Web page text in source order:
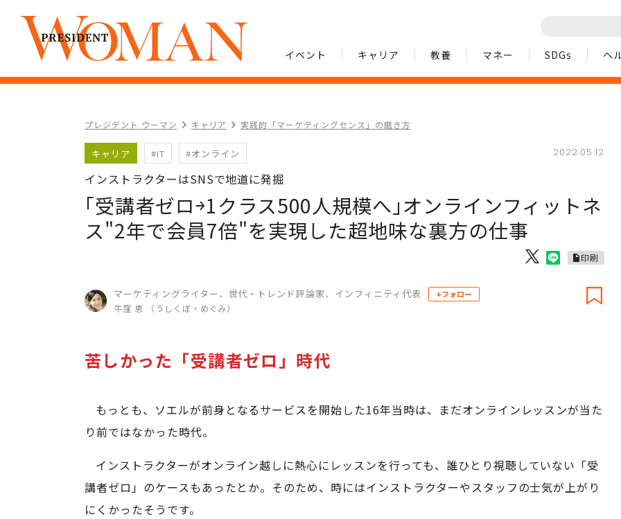
イベント キャリア 教養 マネー SDGs ヘ
プレジデント ウーマン キャリア 実践的「マーケティングセンス」の磨き方
キャリア #IT #オンライン 2022.05.12
インストラクターはSNSで地道に発掘
｢受講者ゼロ￫1クラス500人規模へ｣オンラインフィットネ
ス"2年で会員7倍"を実現した超地味な裏方の仕事
印刷
マーケティングライター、世代・トレンド評論家、インフィニティ代表
牛窪 恵 （うしくぼ・めぐみ）
+フォロー
苦しかった「受講者ゼロ」時代
もっとも、ソエルが前身となるサービスを開始した16年当時は、まだオンラインレッスンが当た
り前ではなかった時代。
インストラクターがオンライン越しに熱心にレッスンを行っても、誰ひとり視聴していない「受
講者ゼロ」のケースもあったとか。そのため、時にはインストラクターやスタッフの士気が上がり
にくかったそうです。